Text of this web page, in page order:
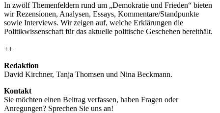
In zwölf Themenfeldern rund um „Demokratie und Frieden“ bieten
wir Rezensionen, Analysen, Essays, Kommentare/Standpunkte
sowie Interviews. Wir zeigen auf, welche Erklärungen die
Politikwissenschaft für das aktuelle politische Geschehen bereithält.
++
Redaktion
David Kirchner, Tanja Thomsen und Nina Beckmann.
Kontakt
Sie möchten einen Beitrag verfassen, haben Fragen oder
Anregungen? Sprechen Sie uns an!